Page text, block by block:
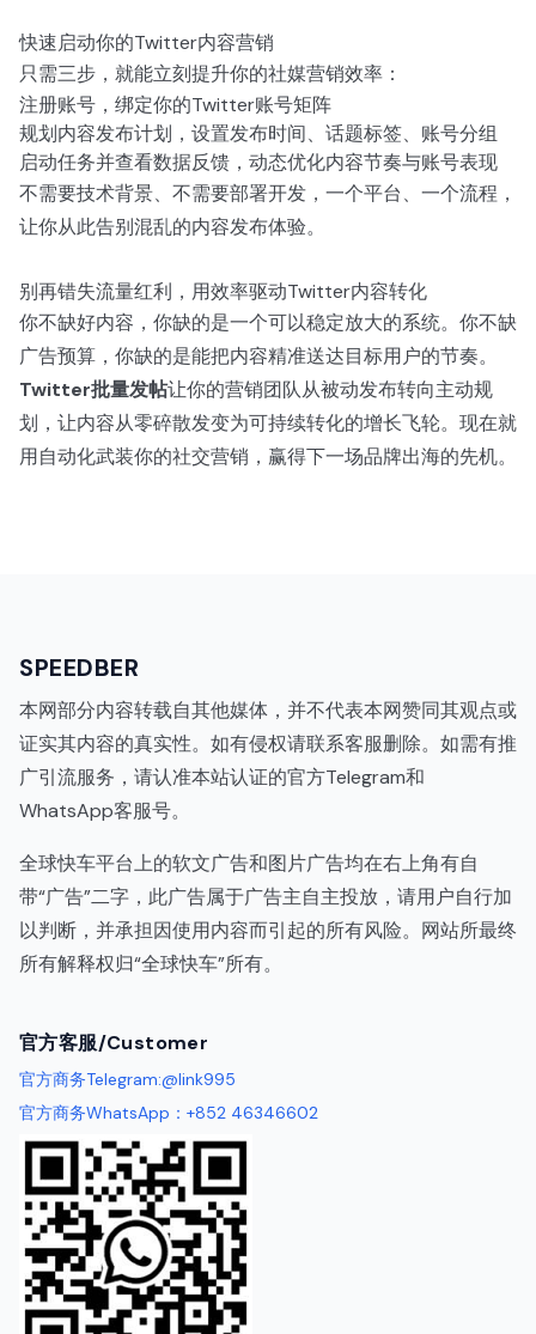
快速启动你的Twitter内容营销
只需三步，就能立刻提升你的社媒营销效率：
注册账号，绑定你的Twitter账号矩阵
规划内容发布计划，设置发布时间、话题标签、账号分组
启动任务并查看数据反馈，动态优化内容节奏与账号表现
不需要技术背景、不需要部署开发，一个平台、一个流程，
让你从此告别混乱的内容发布体验。
别再错失流量红利，用效率驱动Twitter内容转化
你不缺好内容，你缺的是一个可以稳定放大的系统。你不缺
广告预算，你缺的是能把内容精准送达目标用户的节奏。
Twitter批量发帖让你的营销团队从被动发布转向主动规
划，让内容从零碎散发变为可持续转化的增长飞轮。现在就
用自动化武装你的社交营销，赢得下一场品牌出海的先机。
SPEEDBER
本网部分内容转载自其他媒体，并不代表本网赞同其观点或
证实其内容的真实性。如有侵权请联系客服删除。如需有推
广引流服务，请认准本站认证的官方Telegram和
WhatsApp客服号。
全球快车平台上的软文广告和图片广告均在右上角有自
带“广告”二字，此广告属于广告主自主投放，请用户自行加
以判断，并承担因使用内容而引起的所有风险。网站所最终
所有解释权归“全球快车”所有。
官方客服/Customer
官方商务Telegram:@link995
官方商务WhatsApp：+852 46346602